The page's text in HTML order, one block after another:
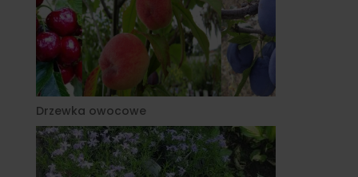
Drzewka owocowe